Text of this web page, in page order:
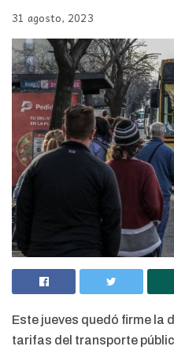
31 agosto, 2023
Este jueves quedó firme la
tarifas del transporte